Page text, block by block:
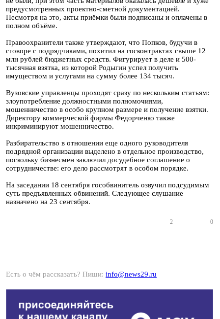
предусмотренных проектно-сметной документацией.
Несмотря на это, акты приёмки были подписаны и оплачены в
полном объёме.
Правоохранители также утверждают, что Попков, будучи в
сговоре с подрядчиками, похитил на госконтрактах свыше 12
млн рублей бюджетных средств. Фигурирует в деле и 500-
тысячная взятка, из которой Родыгин успел получить
имуществом и услугами на сумму более 134 тысяч.
Вузовские управленцы проходят сразу по нескольким статьям:
злоупотребление должностными полномочиями,
мошенничество в особо крупном размере и получение взятки.
Директору коммерческой фирмы Федорченко также
инкриминируют мошенничество.
Разбирательство в отношении еще одного руководителя
подрядной организации выделено в отдельное производство,
поскольку бизнесмен заключил досудебное соглашение о
сотрудничестве: его дело рассмотрят в особом порядке.
На заседании 18 сентября гособвинитель озвучил подсудимым
суть предъявленных обвинений. Следующее слушание
назначено на 23 сентября.
2 0
Есть о чём рассказать? Пиши: info@news29.ru